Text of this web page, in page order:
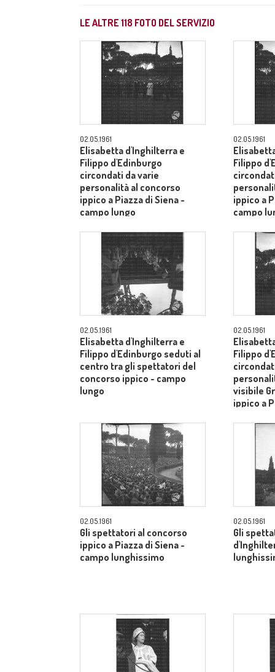
LE ALTRE118 FOTO DEL SERVIZIO
02.05.1961
Elisabetta d'Inghilterra e
Filippo d'Edinburgo
circondati da varie
personalità al concorso
ippico a Piazza di Siena -
campo lungo
02.05.1961
Filippo
ippico a
campo
02.05.1961
Elisabetta d'Inghilterra e
Filippo d'Edinburgo seduti al
centro tra gli spettatori del
concorso ippico - campo
lungo
02.05.1961
Filippo
visibile
ippico a
02.05.1961
Gli spettatori al concorso
ippico a Piazza di Siena -
campo lunghissimo
02.05.1961
Gli